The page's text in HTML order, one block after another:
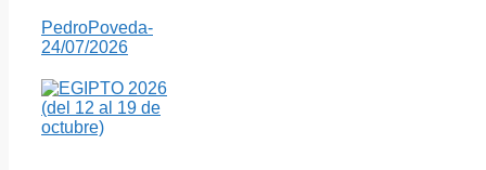
PedroPoveda-
24/07/2026